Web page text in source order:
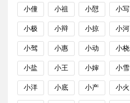
小僮 小祖 小憇 小写
小极 小辩 小掠 小河
小驾 小惠 小动 小桡
小盐 小王 小婶 小雪
小洋 小底 小产 小火